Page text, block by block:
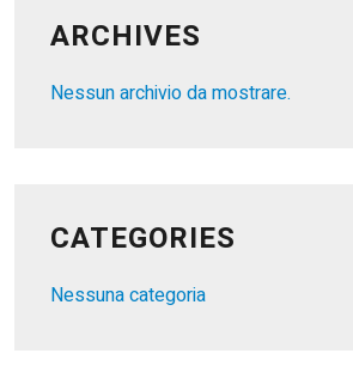
ARCHIVES
Nessun archivio da mostrare.
CATEGORIES
Nessuna categoria